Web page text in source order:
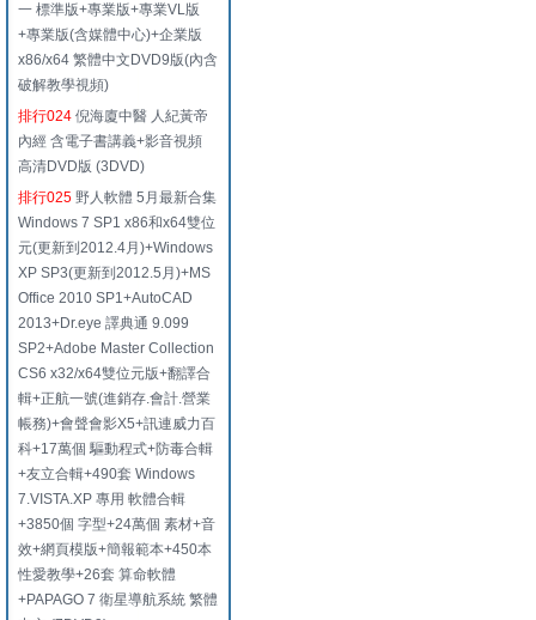
一 標準版+專業版+專業VL版
+專業版(含媒體中心)+企業版
x86/x64 繁體中文DVD9版(內含
破解教學視頻)
排行024 倪海廈中醫 人紀黃帝
內經 含電子書講義+影音視頻
高清DVD版 (3DVD)
排行025 野人軟體 5月最新合集
Windows 7 SP1 x86和x64雙位
元(更新到2012.4月)+Windows
XP SP3(更新到2012.5月)+MS
Office 2010 SP1+AutoCAD
2013+Dr.eye 譯典通 9.099
SP2+Adobe Master Collection
CS6 x32/x64雙位元版+翻譯合
輯+正航一號(進銷存.會計.營業
帳務)+會聲會影X5+訊連威力百
科+17萬個 驅動程式+防毒合輯
+友立合輯+490套 Windows
7.VISTA.XP 專用 軟體合輯
+3850個 字型+24萬個 素材+音
效+網頁模版+簡報範本+450本
性愛教學+26套 算命軟體
+PAPAGO 7 衛星導航系統 繁體